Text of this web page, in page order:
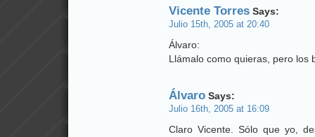
Vicente Torres Says:
Julio 15th, 2005 at 20:40
Álvaro:
Llámalo como quieras, pero los
Álvaro Says:
Julio 16th, 2005 at 16:09
Claro Vicente. Sólo que yo,